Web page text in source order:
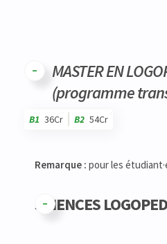
MASTER EN
(programme
B1 36Cr B2 54Cr
Remarque : pour les
SCIENCES